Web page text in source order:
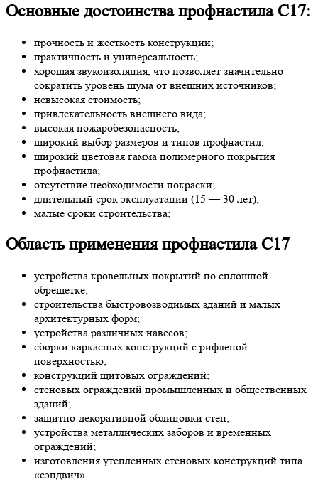
Основные достоинства профнастила С17:
прочность и жесткость конструкции;
практичность и универсальность;
хорошая звукоизоляция, что позволяет значительно
сократить уровень шума от внешних источников;
невысокая стоимость;
привлекательность внешнего вида;
высокая пожаробезопасность;
широкий выбор размеров и типов профнастил;
широкий цветовая гамма полимерного покрытия
профнастила;
отсутствие необходимости покраски;
длительный срок эксплуатации (15 — 30 лет);
малые сроки строительства;
Область применения профнастила С17
устройства кровельных покрытий по сплошной
обрешетке;
строительства быстровозводимых зданий и малых
архитектурных форм;
устройства различных навесов;
сборки каркасных конструкций с рифленой
поверхностью;
конструкций щитовых ограждений;
стеновых ограждений промышленных и общественных
зданий;
защитно-декоративной облицовки стен;
устройства металлических заборов и временных
ограждений;
изготовления утепленных стеновых конструкций типа
«сэндвич».